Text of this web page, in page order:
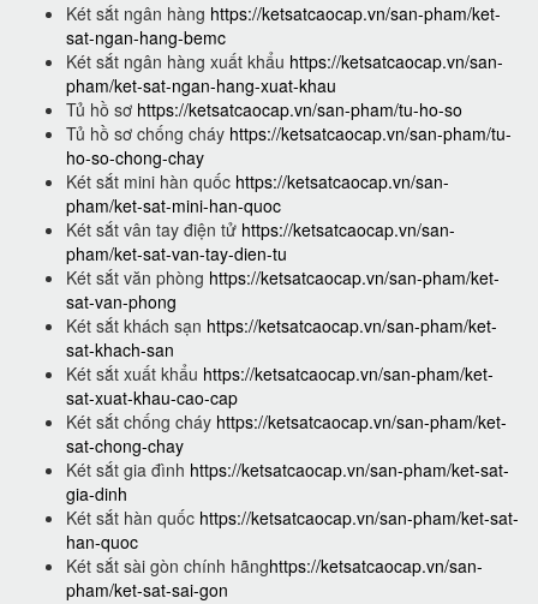
Két sắt ngân hàng https://ketsatcaocap.vn/san-pham/ket-
sat-ngan-hang-bemc
Két sắt ngân hàng xuất khẩu https://ketsatcaocap.vn/san-
pham/ket-sat-ngan-hang-xuat-khau
Tủ hồ sơ https://ketsatcaocap.vn/san-pham/tu-ho-so
Tủ hồ sơ chống cháy https://ketsatcaocap.vn/san-pham/tu-
ho-so-chong-chay
Két sắt mini hàn quốc https://ketsatcaocap.vn/san-
pham/ket-sat-mini-han-quoc
Két sắt vân tay điện tử https://ketsatcaocap.vn/san-
pham/ket-sat-van-tay-dien-tu
Két sắt văn phòng https://ketsatcaocap.vn/san-pham/ket-
sat-van-phong
Két sắt khách sạn https://ketsatcaocap.vn/san-pham/ket-
sat-khach-san
Két sắt xuất khẩu https://ketsatcaocap.vn/san-pham/ket-
sat-xuat-khau-cao-cap
Két sắt chống cháy https://ketsatcaocap.vn/san-pham/ket-
sat-chong-chay
Két sắt gia đình https://ketsatcaocap.vn/san-pham/ket-sat-
gia-dinh
Két sắt hàn quốc https://ketsatcaocap.vn/san-pham/ket-sat-
han-quoc
Két sắt sài gòn chính hãnghttps://ketsatcaocap.vn/san-
pham/ket-sat-sai-gon